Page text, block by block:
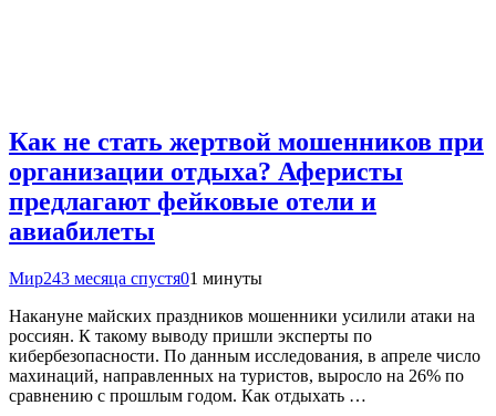
Как не стать жертвой мошенников при
организации отдыха? Аферисты
предлагают фейковые отели и
авиабилеты
Мир243 месяца спустя01 минуты
Накануне майских праздников мошенники усилили атаки на
россиян. К такому выводу пришли эксперты по
кибербезопасности. По данным исследования, в апреле число
махинаций, направленных на туристов, выросло на 26% по
сравнению с прошлым годом. Как отдыхать …